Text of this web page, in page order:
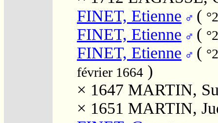
FINET, Etienne
(
FINET, Etienne (
FINET, Etienne (
février 1664 )
× 1647 MARTIN,
× 1651 MARTIN,